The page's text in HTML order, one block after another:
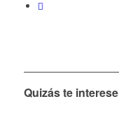
Quizás te interese